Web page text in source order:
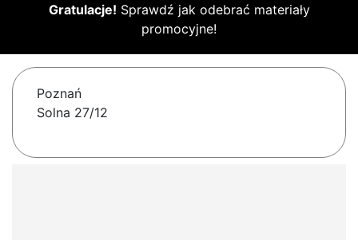
Gratulacje! Sprawdź jak odebrać materiały
promocyjne!
Poznań
Solna 27/12